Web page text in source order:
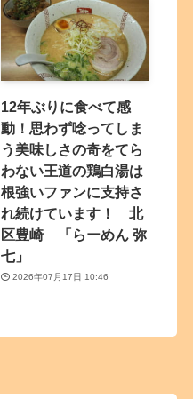
12年ぶりに食べて感
動！思わず唸ってしま
う美味しさの奇をてら
わない王道の鶏白湯は
根強いファンに支持さ
れ続けています！ 北
区豊崎 「らーめん 弥
七」
2026年07月17日 10:46